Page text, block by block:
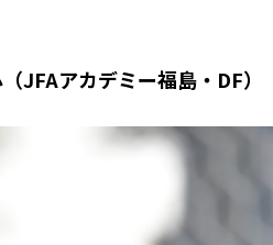
JFAアカデミー福島・DF）